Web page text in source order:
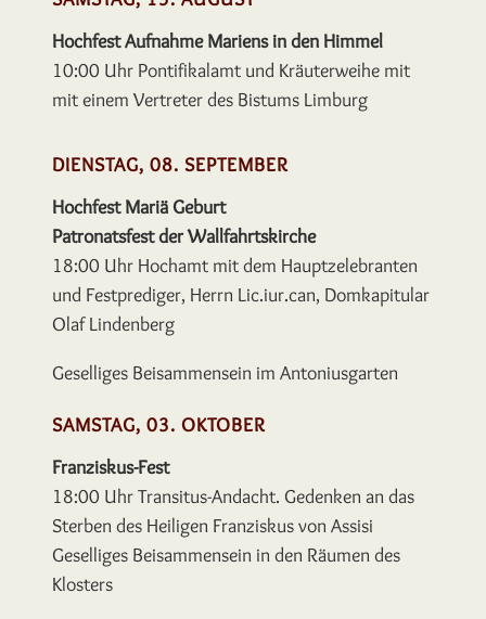
Hochfest Aufnahme Mariens in den Himmel
10:00 Uhr Pontifikalamt und Kräuterweihe mit
mit einem Vertreterdes Bistums Limburg
DIENSTAG, 08. SEPTEMBER
Hochfest Mariä Geburt
Patronatsfest der Wallfahrtskirche
18:00 Uhr Hochamt mit dem Hauptzelebranten
und Festprediger, Herrn Lic.iur.can, Domkapitular
Olaf Lindenberg
Geselliges Beisammensein im Antoniusgarten
SAMSTAG, 03. OKTOBER
Franziskus-Fest
18:00 Uhr Transitus-Andacht. Gedenken an das
Sterbendes Heiligen Franziskus von Assisi
Geselliges Beisammensein in den Räumen des
Klosters